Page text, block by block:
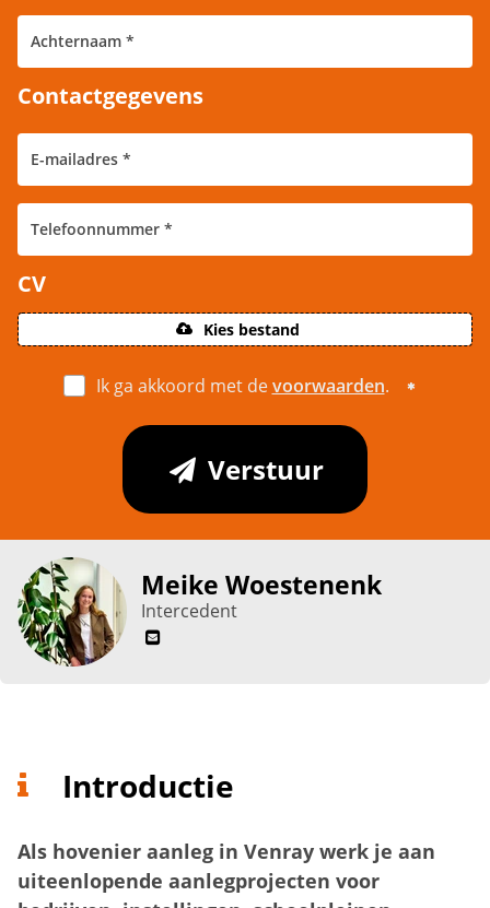
Meike Woestenenk
Intercedent
Contactgegevens
CV
Kies bestand
Ik ga akkoord met devoorwaarden.
Verstuur
Introductie
Als hovenier aanleg in Venray werk je aan
uiteenlopende aanlegprojecten voor